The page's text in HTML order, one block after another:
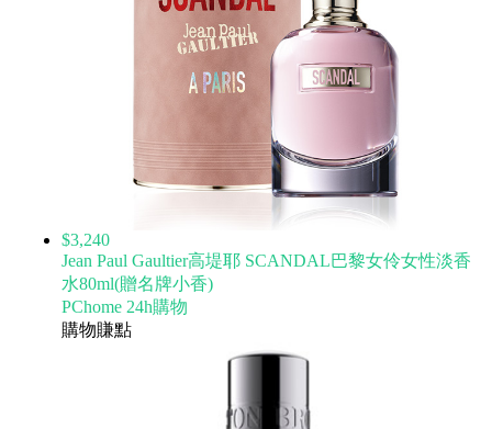
$3,240
Jean Paul Gaultier高堤耶 SCANDAL巴黎女伶女性淡香
水80ml(贈名牌小香)
PChome 24h購物
購物賺點